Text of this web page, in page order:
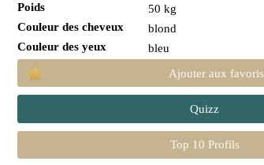
Poids
50 kg
Couleur des cheveux
blond
Couleur des yeux
bleu
Ajouter aux favoris
Quizz
Top 10 Profils